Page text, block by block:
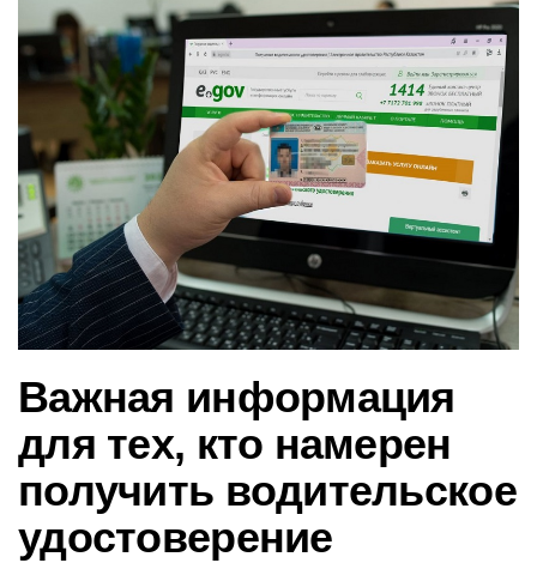
и
г
а
ц
и
ю
Важная информация
для тех, кто намерен
получить водительское
удостоверение